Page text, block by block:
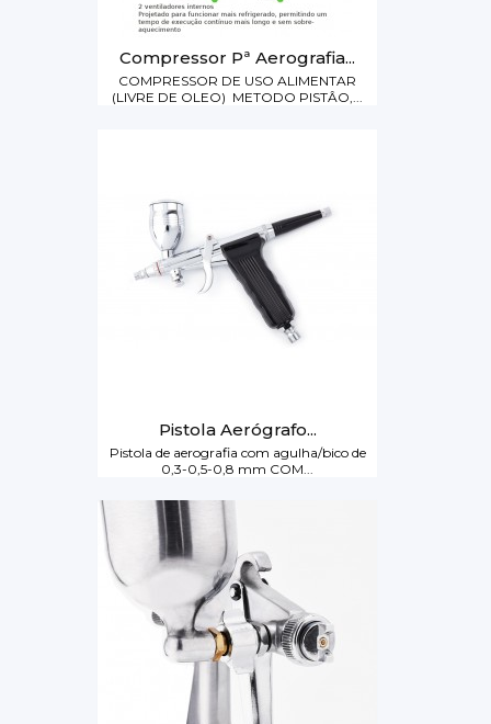
Compressor Pª Aerografia...
COMPRESSOR DE USO ALIMENTAR
(LIVRE DE OLEO) METODO PISTÂO,...
Pistola Aerógrafo...
Pistola de aerografia com agulha/bico de
0,3-0,5-0,8 mm COM...